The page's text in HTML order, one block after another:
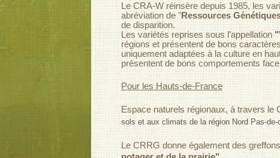
Le CRA-W réinsère depuis 1985, les
abréviation de "Ressources
de disparition.
Les variétés reprises sous l’appellation
régions et présentent de bons
uniquement adaptées à la culture en
présentent de bons comportements
Pour les Hauts-de-France
Espace naturels régionaux, à travers le
sols et aux climats de la région Nord Pas-
Le CRRG donne également des